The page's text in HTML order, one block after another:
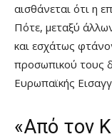
αισθάνεται ότι η
Πότε, μεταξύ
και εσχάτως
προσωπικού τους
Ευρωπαϊκής
«Από τον